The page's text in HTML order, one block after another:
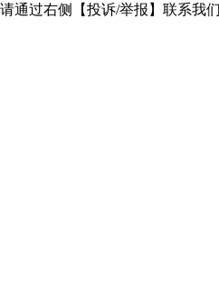
过右侧【投诉/举报】联系我们